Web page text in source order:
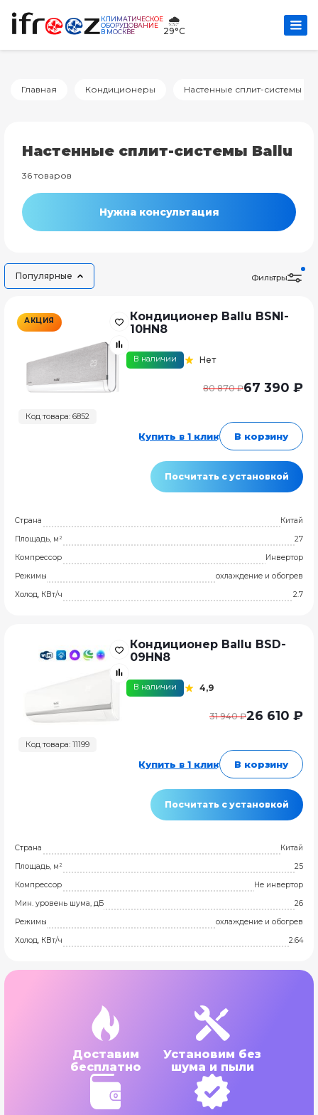
КЛИМАТИЧЕСКОЕ
ОБОРУДОВАНИЕ
В МОСКВЕ
🌧️
29°C
Главная Кондиционеры Настенные сплит-системы
Настенные сплит-системы Ballu
36 товаров
Нужна консультация
Популярные Фильтры
АКЦИЯ
Код товара: 6852
Кондиционер Ballu BSNI-
10HN8
В наличии Нет
80 870 ₽67 390 ₽
Купить в 1 клик В корзину
Посчитать с установкой
Страна
Китай
Площадь, м²
27
Компрессор
Инвертор
Режимы
охлаждение и обогрев
Холод, КВт/ч
2.7
Код товара: 11199
Кондиционер Ballu BSD-
09HN8
В наличии 4,9
31 940 ₽26 610 ₽
Купить в 1 клик В корзину
Посчитать с установкой
Страна
Китай
Площадь, м²
25
Компрессор
Не инвертор
Мин. уровень шума, дБ
26
Режимы
охлаждение и обогрев
Холод, КВт/ч
2.64
Доставим
бесплатно
Установим без
шума и пыли